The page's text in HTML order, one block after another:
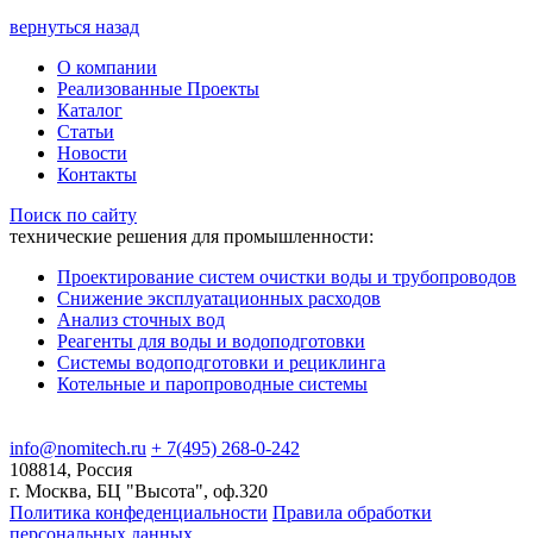
вернуться назад
О компании
Реализованные Проекты
Каталог
Статьи
Новости
Контакты
Поиск по сайту
технические решения для промышленности:
Проектирование систем очистки воды и трубопроводов
Снижение эксплуатационных расходов
Анализ сточных вод
Реагенты для воды и водоподготовки
Системы водоподготовки и рециклинга
Котельные и паропроводные системы
info@nomitech.ru + 7(495) 268-0-242
108814, Россия
г. Москва, БЦ "Высота", оф.320
Политика конфеденциальности Правила обработки